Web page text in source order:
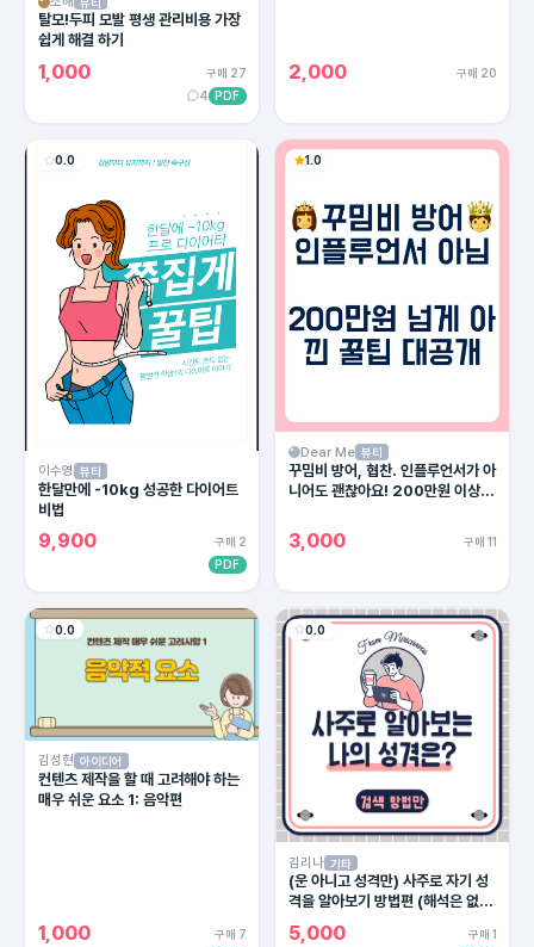
탈모!두피 모발 평생 관리비용 가장
쉽게 해결 하기
1,000
구매 27
4 PDF
2,000 구매 20
0.0
이수영 뷰티
한달만에 -10kg 성공한 다이어트
비법
9,900
구매 2
PDF
1.0
Dear Me 뷰티
꾸밈비 방어, 협찬. 인플루언서가 아
니어도 괜찮아요! 200만원 이상 아
3,000 구매 11
0.0
김성현 아이디어
컨텐츠 제작을 할 때 고려해야 하는
매우 쉬운 요소 1: 음악편
1,000
구매 7
0.0
김리나 기타
(운 아니고 성격만) 사주로 자기 성
격을 알아보기 방법편 (해석은 없
음)
5,000
구매 1